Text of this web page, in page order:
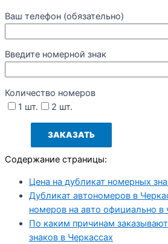
Ваш телефон (обязательно)
Введите номерной знак
Количество номеров
1 шт.
2 шт.
Содержание страницы:
Цена на дубликат номерных
Дубликат автономеров в
номеров на авто официально в
По каким причинам
знаков в Черкассах